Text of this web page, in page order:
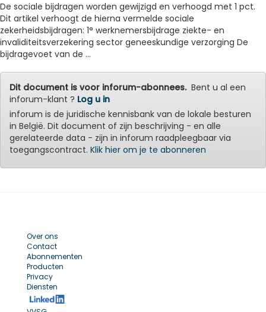
De sociale bijdragen worden gewijzigd en verhoogd met 1 pct.
Dit artikel verhoogt de hierna vermelde sociale
zekerheidsbijdragen: 1° werknemersbijdrage ziekte- en
invaliditeitsverzekering sector geneeskundige verzorging De
bijdragevoet van de ...
Dit document is voor inforum-abonnees.Bent u al een
inforum-klant ? Log u in
inforum is de juridische kennisbank van de lokale besturen
in België. Dit document of zijn beschrijving - en alle
gerelateerde data - zijn in inforum raadpleegbaar via
toegangscontract. Klik hier om je te abonneren
Over ons
Contact
Abonnementen
Producten
Privacy
Diensten